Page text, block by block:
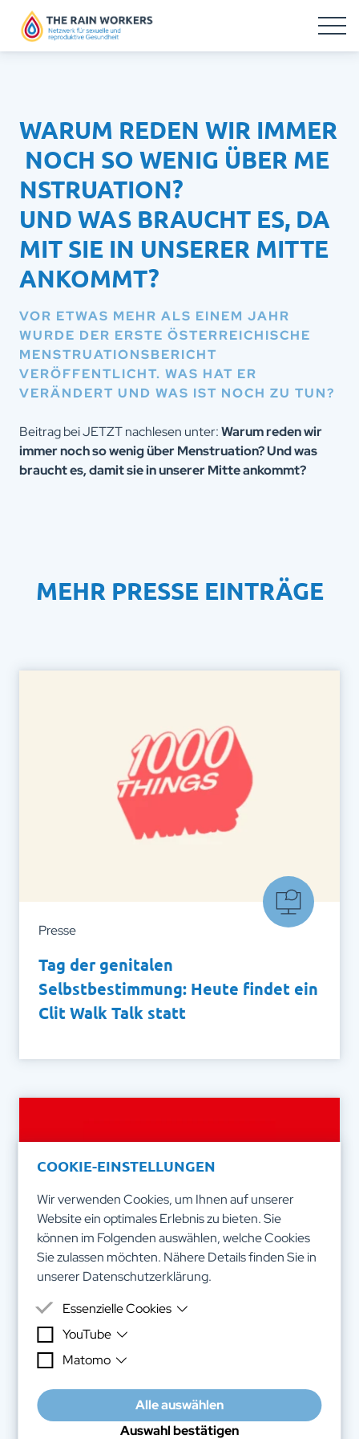
COOKIE-EINSTELLUNGEN
Wir verwenden Cookies, um Ihnen auf unserer
Website ein optimales Erlebnis zu bieten. Sie
können im Folgenden auswählen, welche Cookies
Sie zulassen möchten. Nähere Details finden Sie in
unsererDatenschutzerklärung.
Essenzielle Cookies
Essenzielle Cookies sind Cookies, welche für die
ordnungsgemäße Funktion der Website benötigt
werden.
YouTube
Zweck
Auf dieser Website werden YouTube-
verschaffen zu können.
Geräteinformationen, IP-Adresse,
Matomo
Zweck
Durch dieses Webanalyse-Tool ist es uns
möglich, Nutzerstatistiken über deine
Websiteaktivitäten zu erstellen und
Alle auswählen
Auswahl bestätigen
WARUM REDEN WIR IMMER
NOCH SO WENIG ÜBER ME
NSTRUATION?
UND WAS BRAUCHT ES, DA
MIT SIE IN UNSERER MITTE
ANKOMMT?
VOR ETWAS MEHR ALS EINEM JAHR
WURDE DER ERSTE ÖSTERREICHISCHE
MENSTRUATIONSBERICHT
VERÖFFENTLICHT. WAS HAT ER
VERÄNDERT UND WAS IST NOCH ZU TUN?
Beitrag bei JETZT nachlesen unter:Warum reden wir
immer noch so wenig über Menstruation? Und was
braucht es, damit sie in unserer Mitte ankommt?
MEHR PRESSE EINTRÄGE
Presse
Tag der genitalen
Selbstbestimmung: Heute findet ein
Clit Walk Talk statt
Presse
Wienerin in Afrika: „Aufklärung
verhindert Gewalt“